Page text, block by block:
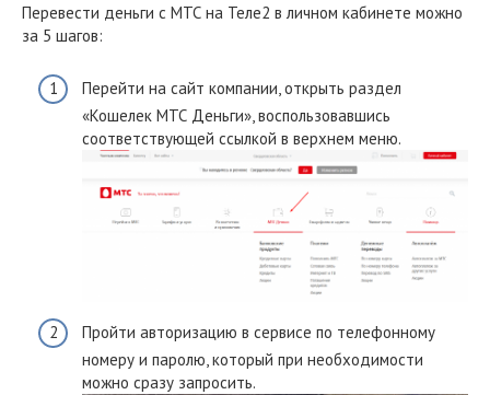
Перевести деньги с МТС на Теле2 в личном кабинете можно
за 5 шагов:
Перейти на сайт компании, открыть раздел
«Кошелек МТС Деньги», воспользовавшись
соответствующей ссылкой в верхнем меню.
Пройти авторизацию в сервисе по телефонному
номеру и паролю, который при необходимости
можно сразу запросить.